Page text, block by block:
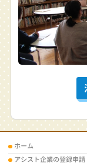
ホーム
アシスト企業の登録申請